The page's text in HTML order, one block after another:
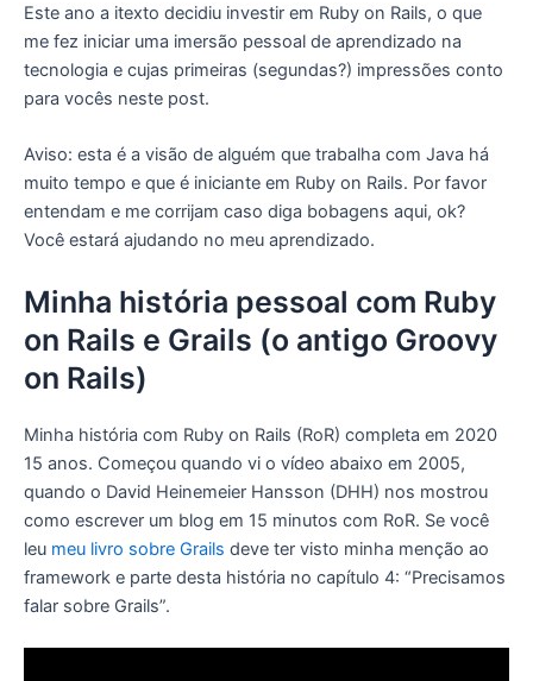
Este ano a itexto decidiu investir em Ruby on Rails, o que
me fez iniciar uma imersão pessoal de aprendizado na
tecnologia e cujas primeiras (segundas?) impressões conto
para vocês neste post.
Aviso: esta é a visão de alguém que trabalha com Java há
muito tempo e que é iniciante em Ruby on Rails. Por favor
entendam e me corrijam caso diga bobagens aqui, ok?
Você estará ajudando no meu aprendizado.
Minha história pessoal com Ruby
on Rails e Grails (o antigo Groovy
on Rails)
Minha história com Ruby on Rails (RoR) completa em 2020
15 anos. Começou quando vi o vídeo abaixo em 2005,
quando o David Heinemeier Hansson (DHH) nos mostrou
como escrever um blog em 15 minutos com RoR. Se você
leu meu livro sobre Grails deve ter visto minha menção ao
framework e parte desta história no capítulo 4: “Precisamos
falar sobre Grails”.